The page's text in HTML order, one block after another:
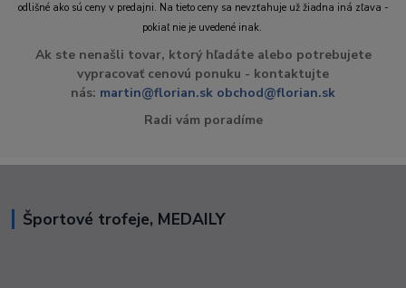
odlišné ako sú ceny v predajni. Na tieto ceny sa nevzťahuje už žiadna iná zľava -
pokiaľ nie je uvedené inak.
Ak ste nenašli tovar, ktorý hľadáte alebo potrebujete
vypracovať cenovú ponuku - kontaktujte
nás: martin@florian.sk obchod@florian.sk
Radi vám poradíme
Športové trofeje, MEDAILY